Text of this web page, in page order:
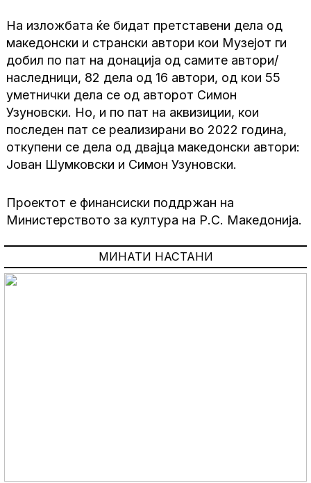
На изложбата ќе бидат претставени дела од
македонски и странски автори кои Музејот ги
добил по пат на донација од самите автори/
наследници, 82 дела од 16 автори, од кои 55
уметнички дела се од авторот Симон
Узуновски. Но, и по пат на аквизиции, кои
последен пат се реализирани во 2022 година,
откупени се дела од двајца македонски автори:
Јован Шумковски и Симон Узуновски.
Проектот е финансиски поддржан на
Министерството за култура на Р.С. Македонија.
МИНАТИ НАСТАНИ